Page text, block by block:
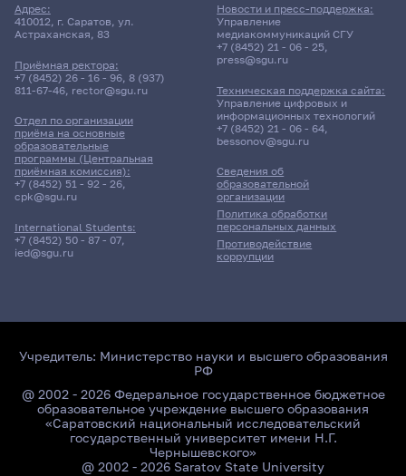
Адрес:
410012, г. Саратов, ул.
Астраханская, 83
Приёмная ректора:
+7 (8452) 26 - 16 - 96, 8 (937)
811-67-46, rector@sgu.ru
Отдел по организации
приёма на основные
образовательные
программы (Центральная
приёмная комиссия):
+7 (8452) 51 - 92 - 26,
cpk@sgu.ru
International Students:
+7 (8452) 50 - 87 - 07,
ied@sgu.ru
Сведения об
образовательной
организации
Политика обработки
персональных данных
Противодействие
коррупции
Новости и пресс-поддержка:
Управление
медиакоммуникаций СГУ
+7 (8452) 21 - 06 - 25,
press@sgu.ru
Техническая поддержка сайта:
Управление цифровых и
информационных технологий
+7 (8452) 21 - 06 - 64,
bessonov@sgu.ru
Учредитель: Министерство науки и высшего образования
РФ
@ 2002 - 2026 Федеральное государственное бюджетное
образовательное учреждение высшего образования
«Саратовский национальный исследовательский
государственный университет имени Н.Г.
Чернышевского»
@ 2002 - 2026 Saratov State University